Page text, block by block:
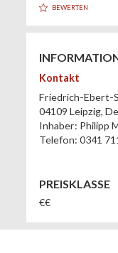
BEWERTEN
Kontakt
Friedrich-Ebert-
04109 Leipzig,
Inhaber: Philipp
Telefon: 0341
PREISKLASSE
€€